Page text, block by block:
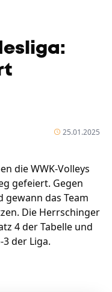
25.01.2025
die WWK-Volleys
gefeiert. Gegen
das Team
Die Herrschinger
4 der Tabelle und
der Liga.